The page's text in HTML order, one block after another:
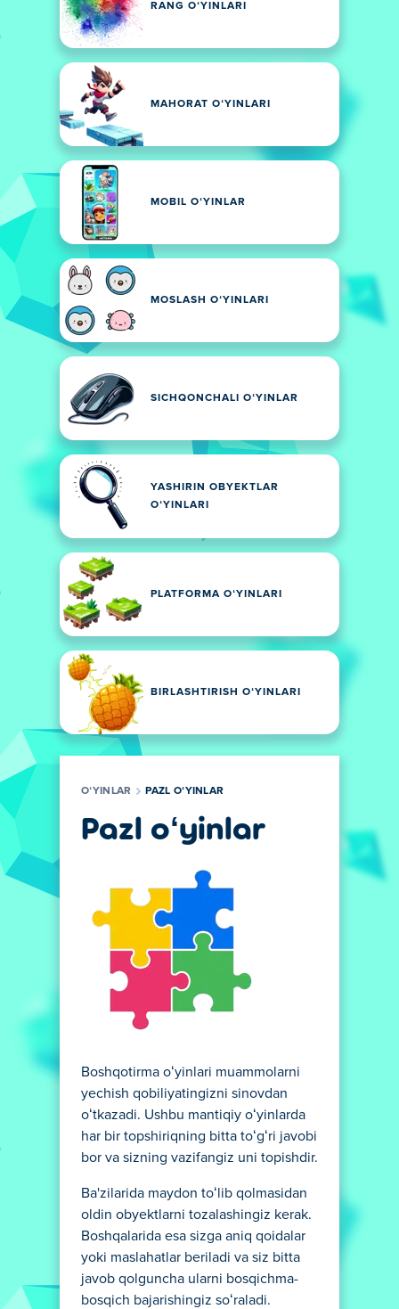
RANG OʻYINLARI
MAHORAT OʻYINLARI
MOBIL OʻYINLAR
MOSLASH OʻYINLARI
SICHQONCHALI OʻYINLAR
YASHIRIN OBYEKTLAR
OʻYINLARI
PLATFORMA OʻYINLARI
BIRLASHTIRISH OʻYINLARI
OʻYINLAR PAZL OʻYINLAR
Pazl oʻyinlar
Boshqotirma oʻyinlari muammolarni
yechish qobiliyatingizni sinovdan
oʻtkazadi. Ushbu mantiqiy oʻyinlarda
har bir topshiriqning bitta toʻgʻri javobi
bor va sizning vazifangiz uni topishdir.
Ba'zilarida maydon toʻlib qolmasidan
oldin obyektlarni tozalashingiz kerak.
Boshqalarida esa sizga aniq qoidalar
yoki maslahatlar beriladi va siz bitta
javob qolguncha ularni bosqichma-
bosqich bajarishingiz soʻraladi.